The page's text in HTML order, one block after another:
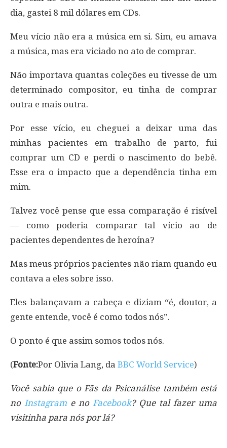
dia, gastei 8 mil dólares em CDs.
Meu vício não era a música em si. Sim, eu amava
a música, mas era viciado no ato de comprar.
Não importava quantas coleções eu tivesse de um
determinado compositor, eu tinha de comprar
outra e mais outra.
Por esse vício, eu cheguei a deixar uma das
minhas pacientes em trabalho de parto, fui
comprar um CD e perdi o nascimento do bebê.
Esse era o impacto que a dependência tinha em
mim.
Talvez você pense que essa comparação é risível
— como poderia comparar tal vício ao de
pacientes dependentes de heroína?
Mas meus próprios pacientes não riam quando eu
contava a eles sobre isso.
Eles balançavam a cabeça e diziam “é, doutor, a
gente entende, você é como todos nós”.
O ponto é que assim somos todos nós.
(Fonte:Por Olivia Lang, da BBC World Service)
Você sabia que o Fãs da Psicanálise também está
no Instagrame no Facebook? Que tal fazer uma
visitinha para nós por lá?